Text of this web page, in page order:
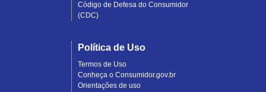
Código de Defesa do Consumidor
(CDC)
Política de Uso
Termos de Uso
Conheça o Consumidor.gov.br
Orientações de uso